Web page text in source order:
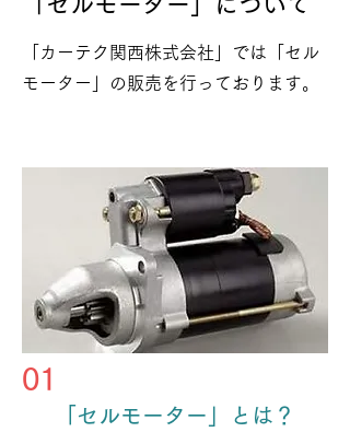
「カーテク関西株式会社」では「セル
モーター」の販売を行っております。
01
「セルモーター」とは？